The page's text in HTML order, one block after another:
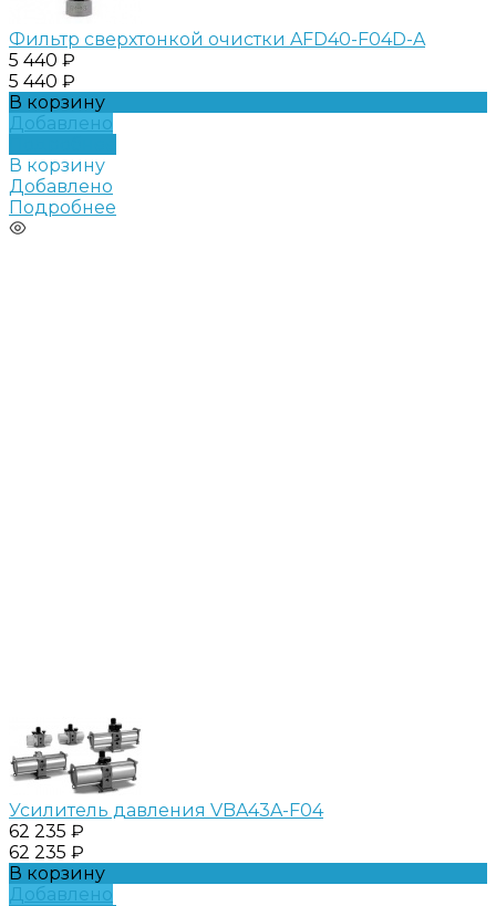
Фильтр сверхтонкой очистки AFD40-F04D-A
5 440 ₽
5 440 ₽
В корзину
Добавлено
В корзину
Добавлено
Подробнее
Усилитель давления VBA43A-F04
62 235 ₽
62 235 ₽
В корзину
Добавлено